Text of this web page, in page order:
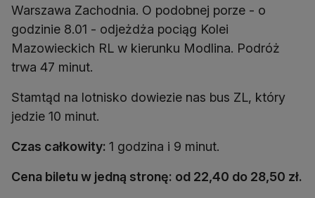
Warszawa Zachodnia. O podobnej porze - o
godzinie 8.01 - odjeżdża pociąg Kolei
Mazowieckich RL w kierunku Modlina. Podróż
trwa 47 minut.
Stamtąd na lotnisko dowiezie nas bus ZL, który
jedzie 10 minut.
Czas całkowity: 1 godzina i 9 minut.
Cena biletu w jedną stronę: od 22,40 do 28,50 zł.